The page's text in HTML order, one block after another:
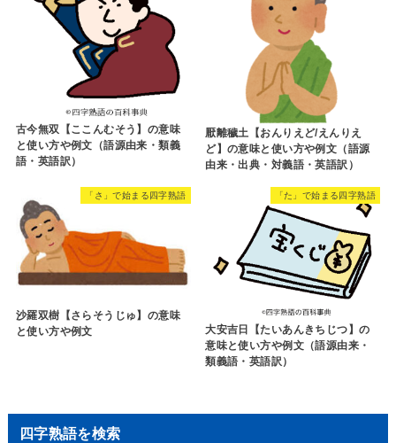
古今無双【ここんむそう】の意味
と使い方や例文（語源由来・類義
語・英語訳）
厭離穢土【おんりえど/えんりえ
ど】の意味と使い方や例文（語源
由来・出典・対義語・英語訳）
「さ」で始まる四字熟語
沙羅双樹【さらそうじゅ】の意味
と使い方や例文
「た」で始まる四字熟語
大安吉日【たいあんきちじつ】の
意味と使い方や例文（語源由来・
類義語・英語訳）
四字熟語を検索